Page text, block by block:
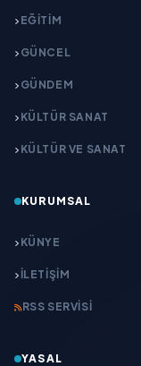
EĞITIM
GÜNCEL
GÜNDEM
KÜLTÜR SANAT
KÜLTÜR VE SANAT
KURUMSAL
KÜNYE
İLETIŞIM
RSS SERVISI
YASAL